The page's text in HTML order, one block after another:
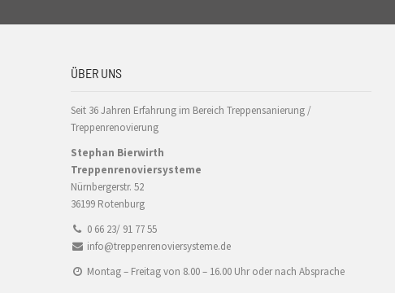
ÜBER UNS
Seit 36 Jahren Erfahrung im Bereich Treppensanierung /
Treppenrenovierung
Stephan Bierwirth
Treppenrenoviersysteme
Nürnbergerstr. 52
36199 Rotenburg
0 66 23/ 91 77 55
info@treppenrenoviersysteme.de
Montag – Freitag von 8.00 – 16.00 Uhr oder nach Absprache